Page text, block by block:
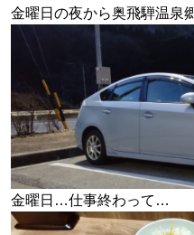
金曜日の夜から奥飛騨温泉
金曜日…仕事終わって…